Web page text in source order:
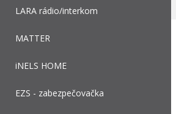
LARA rádio/interkom
MATTER
iNELS HOME
EZS - zabezpečovačka